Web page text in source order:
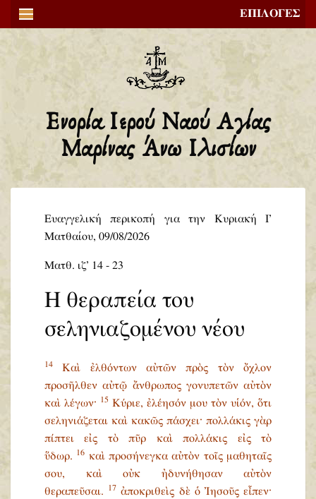
ΕΠΙΛΟΓΕΣ
Ενορία Ιερού Ναού Αγίας
Μαρίνας Άνω Ιλισίων
Ευαγγελική περικοπή για την Κυριακή Ι’
Ματθαίου, 09/08/2026
Ματθ. ιζ’ 14 - 23
Η θεραπεία του
σεληνιαζομένου νέου
14
Καὶ ἐλθόντων αὐτῶν πρὸς τὸν ὄχλον
προσῆλθεν αὐτῷ ἄνθρωπος γονυπετῶν αὐτὸν
καὶ λέγων· 15 Κύριε, ἐλέησόν μου τὸν υἱόν, ὅτι
σεληνιάζεται καὶ κακῶς πάσχει· πολλάκις γὰρ
πίπτει εἰς τὸ πῦρ καὶ πολλάκις εἰς τὸ
ὕδωρ. 16 καὶ προσήνεγκα αὐτὸν τοῖς μαθηταῖς
σου, καὶ οὐκ ἠδυνήθησαν αὐτὸν
θεραπεῦσαι. 17 ἀποκριθεὶς δὲ ὁ Ἰησοῦς εἶπεν·